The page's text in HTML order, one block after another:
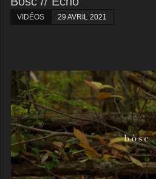
VIDÉOS 29 AVRIL 2021